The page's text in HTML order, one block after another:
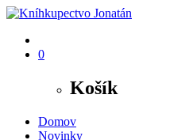
0
Košík
Domov
Novinky